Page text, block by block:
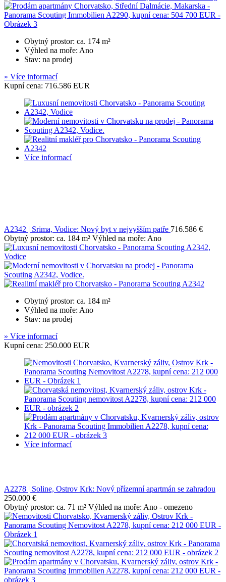
Obytný prostor: ca. 174 m²
Výhled na moře: Ano
Stav: na prodej
» Více informací
Kupní cena: 716.586 EUR
Více informací
A2342 | Srima, Vodice: Nový byt v nejvyšším patře 716.586 €
Obytný prostor: ca. 184 m² Výhled na moře: Ano
Obytný prostor: ca. 184 m²
Výhled na moře: Ano
Stav: na prodej
» Více informací
Kupní cena: 250.000 EUR
Více informací
A2278 | Soline, Ostrov Krk: Nový přízemní apartmán se zahradou
250.000 €
Obytný prostor: ca. 71 m² Výhled na moře: Ano - omezeno